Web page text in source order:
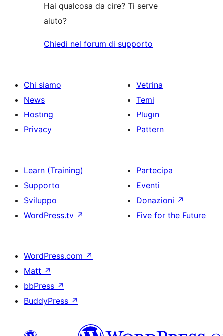
Hai qualcosa da dire? Ti serve
aiuto?
Chiedi nel forum di supporto
Chi siamo
News
Hosting
Privacy
Vetrina
Temi
Plugin
Pattern
Learn (Training)
Supporto
Sviluppo
WordPress.tv ↗
Partecipa
Eventi
Donazioni ↗
Five for the Future
WordPress.com ↗
Matt ↗
bbPress ↗
BuddyPress ↗